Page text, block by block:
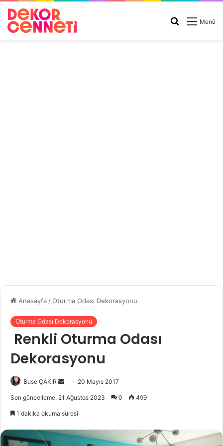
Menü
Arama
Anasayfa /Oturma Odası Dekorasyonu
Oturma Odası Dekorasyonu
Renkli Oturma Odası
Dekorasyonu
Buse ÇAKIR
e
-
20 Mayıs 2017
Son güncelleme: 21 Ağustos 2023 0 499
1 dakika okuma süresi